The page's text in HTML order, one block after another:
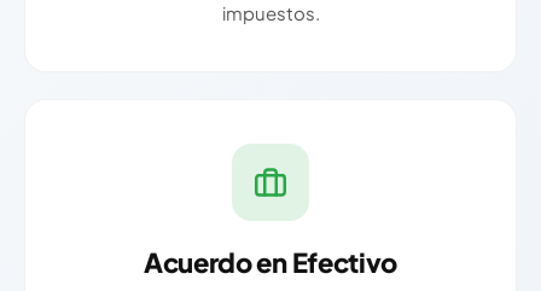
impuestos.
Acuerdo en Efectivo